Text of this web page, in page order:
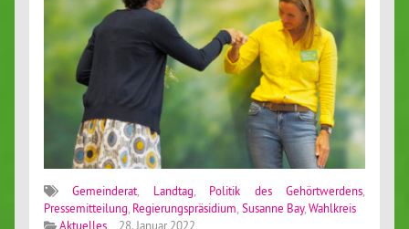
Gemeinderat Landtag Politik des Gehörtwerdens
Pressemitteilung Regierungspräsidium Susanne Bay, Wahlkreis
Aktuelles
28. Januar 2022